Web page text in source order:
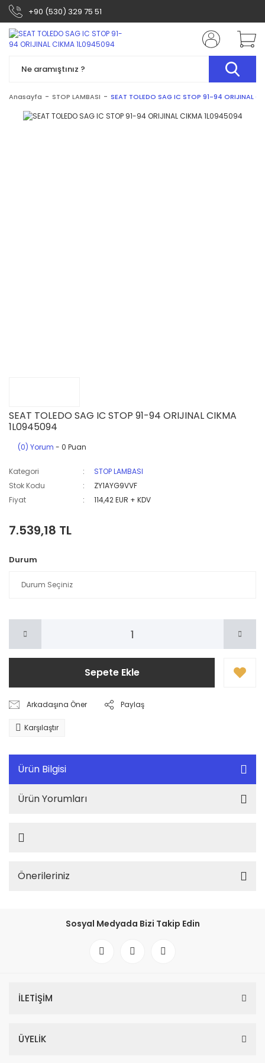
+90 (530) 329 75 51
Anasayfa STOP LAMBASI SEAT TOLEDO SAG IC STOP 91-94 ORIJINAL
SEAT TOLEDO SAG IC STOP 91-94 ORIJINAL CIKMA
1L0945094
(0) Yorum - 0 Puan
Kategori
STOP LAMBASI
Stok Kodu
ZY1AYG9VVF
Fiyat
114,42 EUR + KDV
7.539,18 TL
Durum
Sepete Ekle
Arkadaşına Öner Paylaş
Karşılaştır
Ürün Bilgisi
Ürün Yorumları
Önerileriniz
Sosyal Medyada Bizi Takip Edin
İLETİŞİM
ÜYELİK